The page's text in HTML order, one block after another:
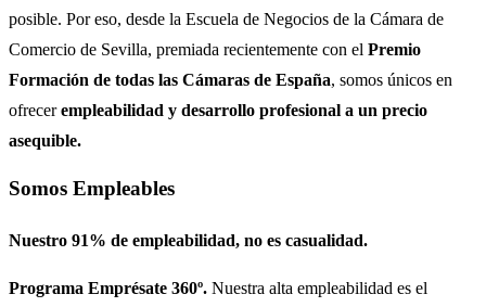
posible. Por eso, desde la Escuela de Negocios de la Cámara de
Comercio de Sevilla, premiada recientemente con el Premio
Formación de todas las Cámaras de España, somos únicos en
ofrecerempleabilidad y desarrollo profesional a un precio
asequible.
Somos Empleables
Nuestro 91% de empleabilidad, no es casualidad.
Programa Emprésate 360º. Nuestra alta empleabilidad es el